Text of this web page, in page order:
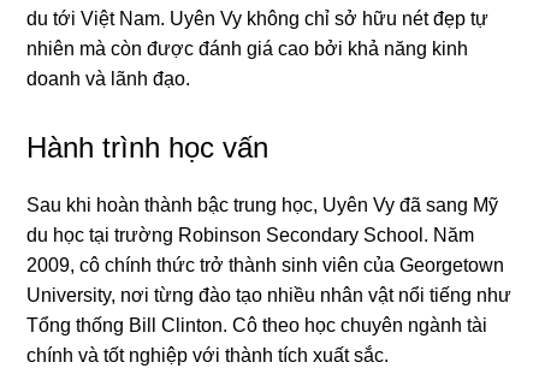
du tới Việt Nam. Uyên Vy không chỉ sở hữu nét đẹp tự
nhiên mà còn được đánh giá cao bởi khả năng kinh
doanh và lãnh đạo.
Hành trình học vấn
Sau khi hoàn thành bậc trung học, Uyên Vy đã sang Mỹ
du học tại trường Robinson Secondary School. Năm
2009, cô chính thức trở thành sinh viên của Georgetown
University, nơi từng đào tạo nhiều nhân vật nổi tiếng như
Tổng thống Bill Clinton. Cô theo học chuyên ngành tài
chính và tốt nghiệp với thành tích xuất sắc.